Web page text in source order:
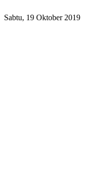
Sabtu, 19 Oktober 2019